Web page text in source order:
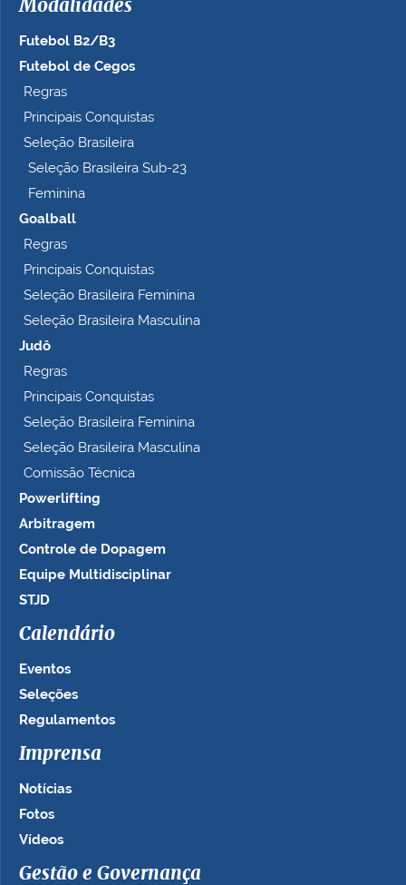
Modalidades
Futebol B2/B3
Futebol de Cegos
Regras
Principais Conquistas
Seleção Brasileira
Seleção Brasileira Sub-23
Feminina
Goalball
Regras
Principais Conquistas
Seleção Brasileira Feminina
Seleção Brasileira Masculina
Judô
Regras
Principais Conquistas
Seleção Brasileira Feminina
Seleção Brasileira Masculina
Comissão Técnica
Powerlifting
Arbitragem
Controle de Dopagem
Equipe Multidisciplinar
STJD
Calendário
Eventos
Seleções
Regulamentos
Imprensa
Notícias
Fotos
Vídeos
Gestão e Governança